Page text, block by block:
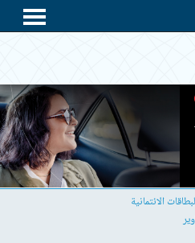
الائتمانية